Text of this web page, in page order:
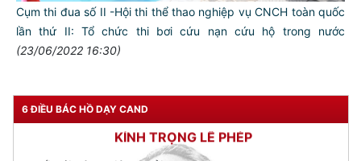
Cụm thi đua số II -Hội thi thể thao nghiệp vụ CNCH toàn quốc
lần thứ II: Tổ chức thi bơi cứu nạn cứu hộ trong nước
(23/06/2022 16:30)
6 ĐIỀU BÁC HỒ DẠY CAND
Đối với chính phủ, phải
TUYỆT ĐỐI TRUNG THÀNH
Đối với công việc, phải
TẬN TỤY
Đối với địch, phải